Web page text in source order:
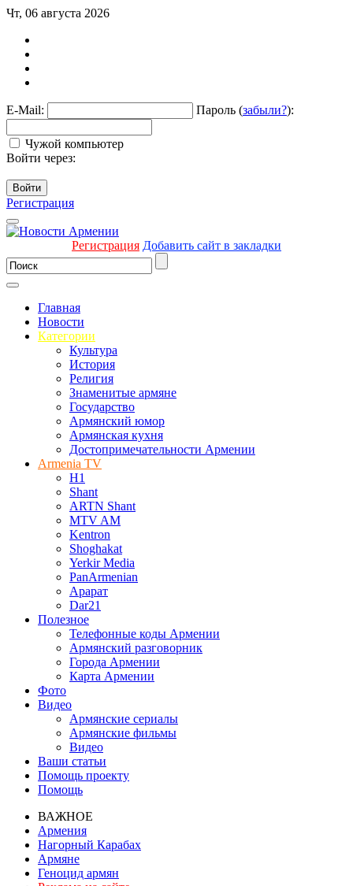
Чт, 06 августа 2026
E-Mail: Пароль (забыли?):
Чужой компьютер
Войти через:
Войти
Регистрация
Регистрация Добавить сайт в закладки
Главная
Новости
Категории
Культура
История
Религия
Знаменитые армяне
Государство
Армянский юмор
Армянская кухня
Достопримечательности Армении
Armenia TV
H1
Shant
ARTN Shant
MTV AM
Kentron
Shoghakat
Yerkir Media
PanArmenian
Арарат
Dar21
Полезное
Телефонные коды Армении
Армянский разговорник
Города Армении
Карта Армении
Фото
Видео
Армянские сериалы
Армянские фильмы
Видео
Ваши статьи
Помощь проекту
Помощь
ВАЖНОЕ
Армения
Нагорный Карабах
Армяне
Геноцид армян